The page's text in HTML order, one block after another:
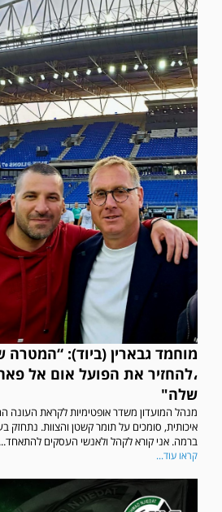
מוחמד גבארין (ביוד): “המטרה
،להחזיר את הפועל אום אל
שלה"
מנהל המועדון משדר אופטימיות לקראת העונה
איכותית, סומכים על תומר קשטן והצוות. נתחזק
ברמה. אני קורא לקהל ולאנשי העסקים להתאחד...
קראו עוד...